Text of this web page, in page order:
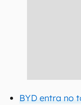
BYD entra no